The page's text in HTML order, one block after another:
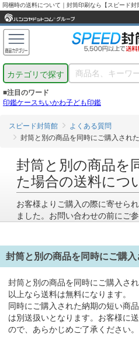
同梱時の送料について｜封筒印刷なら【スピード封
カテゴリで探す
■注目のワード
印鑑ケースちいかわ子ども印鑑
スピード封筒館
よくある質問
封筒と別の商品を同時にご購入され
封筒と別の商品を
た場合の送料につ
お客様よりご購入の際に寄せら
ました。お問い合わせの前にご
封筒と別の商品を同時にご購
封筒と別の商品を同時にご購入さ
以上なら送料は無料になります。
同時にご購入された納期の短い商
は別送扱いとなります。お客様に
ので、あらかじめご了承ください。